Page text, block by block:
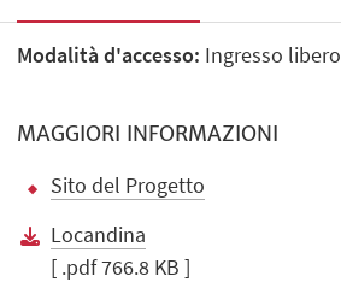
Modalità d'accesso: Ingresso libero
MAGGIORI INFORMAZIONI
Sito del Progetto
Locandina
[ .pdf 766.8 KB ]